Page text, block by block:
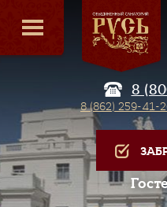
8
8 (862) 259-41-